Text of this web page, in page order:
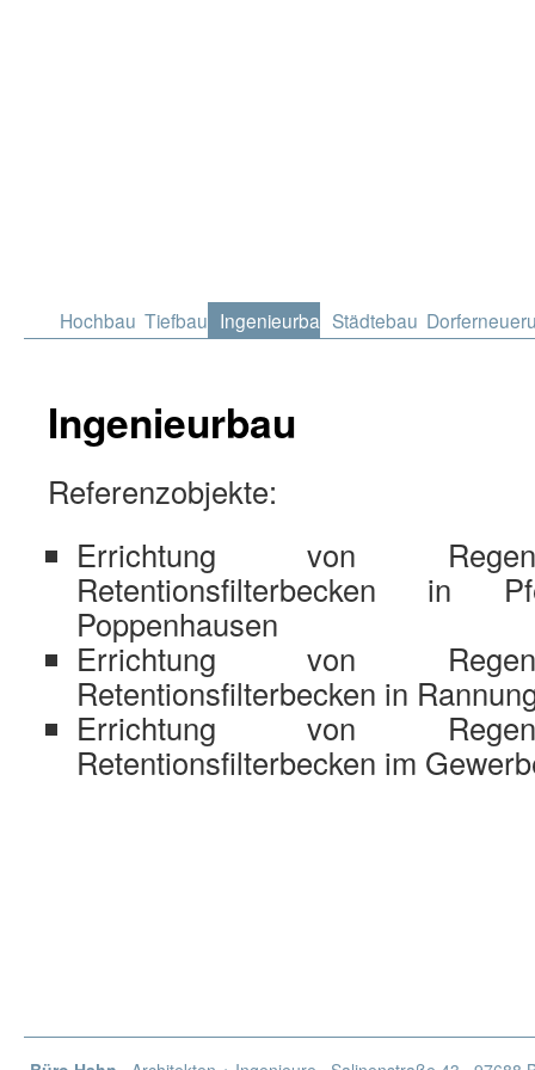
Hochbau Tiefbau Ingenieurbau Städtebau
Ingenieurbau
Referenzobjekte:
Errichtung von
Retentionsfilterbecken in
Poppenhausen
Errichtung von
Retentionsfilterbecken in
Errichtung von
Retentionsfilterbecken im